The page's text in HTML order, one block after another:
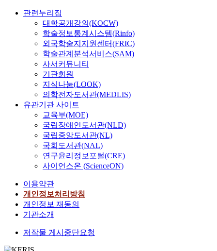
관련누리집
대학공개강의(KOCW)
학술정보통계시스템(Rinfo)
외국학술지지원센터(FRIC)
학술관계분석서비스(SAM)
사서커뮤니티
기관회원
지식나눔(LOOK)
의학전자도서관(MEDLIS)
유관기관 사이트
교육부(MOE)
국립장애인도서관(NLD)
국립중앙도서관(NL)
국회도서관(NAL)
연구윤리정보포털(CRE)
사이언스온 (ScienceON)
이용약관
개인정보처리방침
개인정보 재동의
기관소개
저작물 게시중단요청